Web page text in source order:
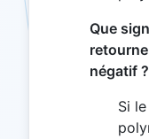
Que
négatif ?
Si